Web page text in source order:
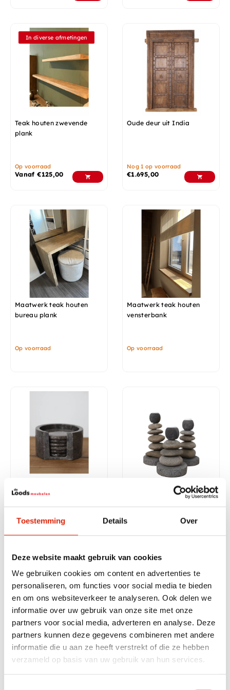
Toestemming Details Over
Deze website maakt gebruik van cookies
We gebruiken cookies om content en advertenties te
personaliseren, om functies voor social media te bieden
en om ons websiteverkeer te analyseren. Ook delen we
informatie over uw gebruik van onze site met onze
partners voor social media, adverteren en analyse. Deze
partners kunnen deze gegevens combineren met andere
informatie die u aan ze heeft verstrekt of die ze hebben
verzameld op basis van uw gebruik van hun services.
In diverse afmetingen
Teak houten zwevende
plank
Op voorraad
Vanaf€125,00
Oude deur uit India
Nog 1 op voorraad
€1.695,00
Maatwerk teak houten
bureau plank
Op voorraad
Maatwerk teak houten
vensterbank
Op voorraad
Donker grijze marmeren
onderzetters met houder
€27,50
Set van 3 stenen
€65,00